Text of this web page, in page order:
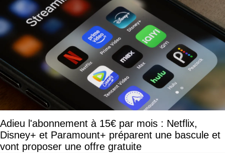
Adieu l'abonnement à 15€ par mois : Netflix,
Disney+ et Paramount+ préparent une bascule et
vont proposer une offre gratuite